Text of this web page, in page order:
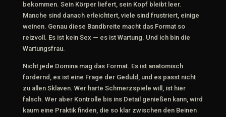
bekommen. Sein Körper liefert, sein Kopf bleibt leer.
Manche sind danach erleichtert, viele sind frustriert, einige
weinen. Genau diese Bandbreite macht das Format so
reizvoll. Es ist kein Sex — es ist Wartung. Und ich bin die
Wartungsfrau.
Nicht jede Domina mag das Format. Es ist anatomisch
fordernd, es ist eine Frage der Geduld, und es passt nicht
zu allen Sklaven. Wer harte Schmerzspiele will, ist hier
falsch. Wer aber Kontrolle bis ins Detail genießen kann, wird
kaum eine Praktik finden, die so klar zwischen den Beinen